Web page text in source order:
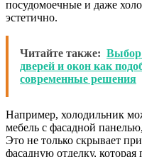
посудомоечные и даже
эстетично.
Читайте также: Выбор
дверей и окон как
современные решения
Например, холодильник
мебель с фасадной
Это не только скрывает
фасадную отделку, которая